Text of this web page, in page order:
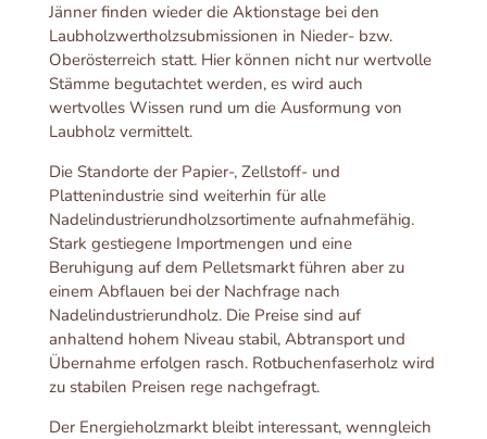
Jänner finden wieder die Aktionstage bei den
Laubholzwertholzsubmissionen in Nieder- bzw.
Oberösterreich statt. Hier können nicht nur wertvolle
Stämme begutachtet werden, es wird auch
wertvolles Wissen rund um die Ausformung von
Laubholz vermittelt.
Die Standorte der Papier-, Zellstoff- und
Plattenindustrie sind weiterhin für alle
Nadelindustrierundholzsortimente aufnahmefähig.
Stark gestiegene Importmengen und eine
Beruhigung auf dem Pelletsmarkt führen aber zu
einem Abflauen bei der Nachfrage nach
Nadelindustrierundholz. Die Preise sind auf
anhaltend hohem Niveau stabil, Abtransport und
Übernahme erfolgen rasch. Rotbuchenfaserholz wird
zu stabilen Preisen rege nachgefragt.
Der Energieholzmarkt bleibt interessant, wenngleich